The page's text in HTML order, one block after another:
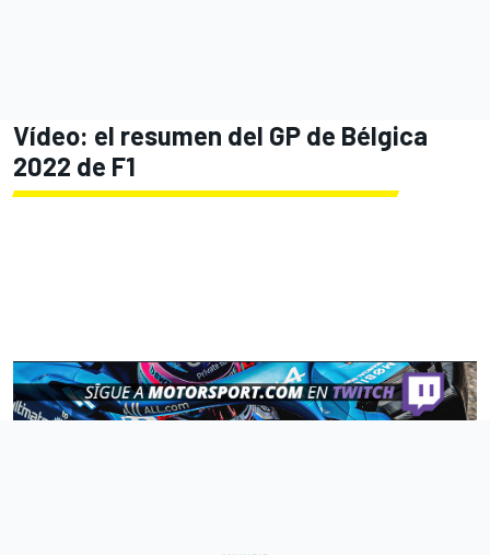
Vídeo: el resumen del GP de Bélgica
2022 de F1